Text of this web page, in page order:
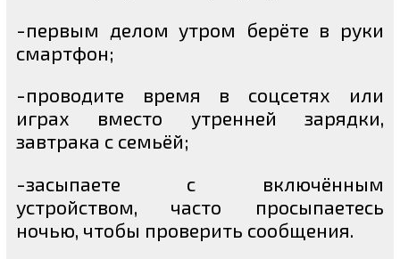
-первым делом утром берёте в руки
смартфон;
-проводите время в соцсетях или
играх вместо утренней зарядки,
завтрака с семьёй;
-засыпаете с включённым
устройством, часто просыпаетесь
ночью, чтобы проверить сообщения.